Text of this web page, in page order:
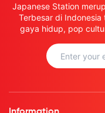
Japanese Station
Terbesar di
gaya hidup, pop